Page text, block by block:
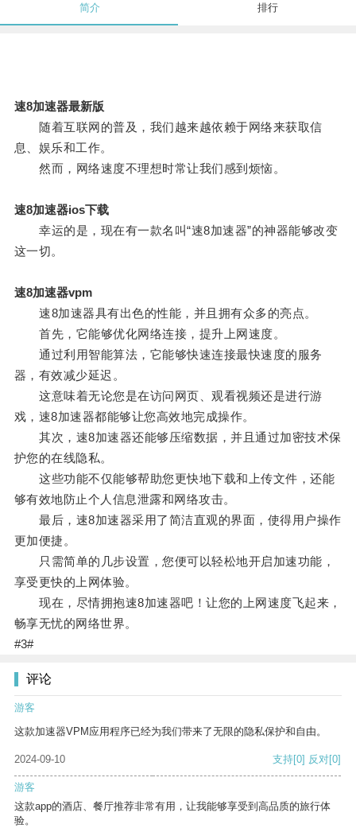
简介 排行
速8加速器最新版
随着互联网的普及，我们越来越依赖于网络来获取信
息、娱乐和工作。
然而，网络速度不理想时常让我们感到烦恼。
速8加速器ios下载
幸运的是，现在有一款名叫“速8加速器”的神器能够改变
这一切。
速8加速器vpm
速8加速器具有出色的性能，并且拥有众多的亮点。
首先，它能够优化网络连接，提升上网速度。
通过利用智能算法，它能够快速连接最快速度的服务
器，有效减少延迟。
这意味着无论您是在访问网页、观看视频还是进行游
戏，速8加速器都能够让您高效地完成操作。
其次，速8加速器还能够压缩数据，并且通过加密技术保
护您的在线隐私。
这些功能不仅能够帮助您更快地下载和上传文件，还能
够有效地防止个人信息泄露和网络攻击。
最后，速8加速器采用了简洁直观的界面，使得用户操作
更加便捷。
只需简单的几步设置，您便可以轻松地开启加速功能，
享受更快的上网体验。
现在，尽情拥抱速8加速器吧！让您的上网速度飞起来，
畅享无忧的网络世界。
#3#
评论
游客
这款加速器VPM应用程序已经为我们带来了无限的隐私保护和自由。
2024-09-10 支持[0] 反对[0]
游客
这款app的酒店、餐厅推荐非常有用，让我能够享受到高品质的旅行体
验。